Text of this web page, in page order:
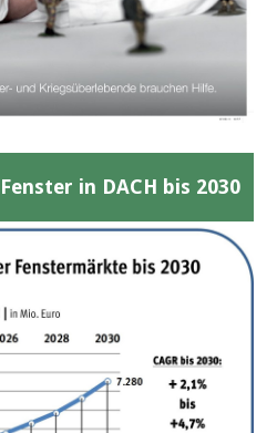
in DACH bis 2030